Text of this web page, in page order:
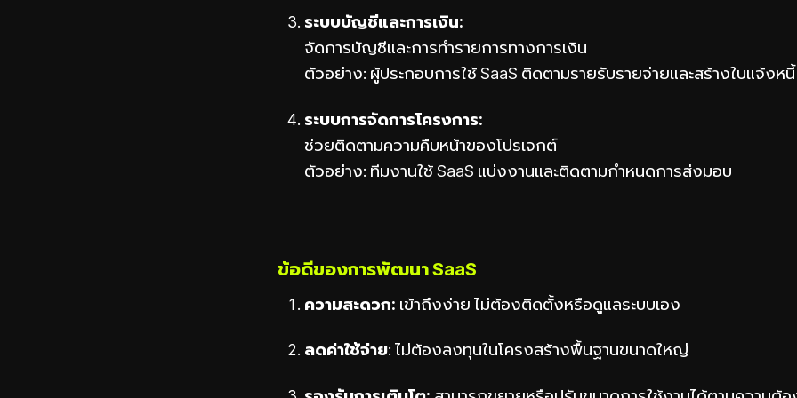
ระบบบัญชีและการเงิน:
จัดการบัญชีและการทำรายการทางการเงิน
ตัวอย่าง: ผู้ประกอบการใช้ SaaS ติดตามรายรับรายจ่ายและสร้างใบแจ้งหนี้
ระบบการจัดการโครงการ:
ช่วยติดตามความคืบหน้าของโปรเจกต์
ตัวอย่าง: ทีมงานใช้ SaaS แบ่งงานและติดตามกำหนดการส่งมอบ
ข้อดีของการพัฒนา SaaS
ความสะดวก: เข้าถึงง่าย ไม่ต้องติดตั้งหรือดูแลระบบเอง
ลดค่าใช้จ่าย: ไม่ต้องลงทุนในโครงสร้างพื้นฐานขนาดใหญ่